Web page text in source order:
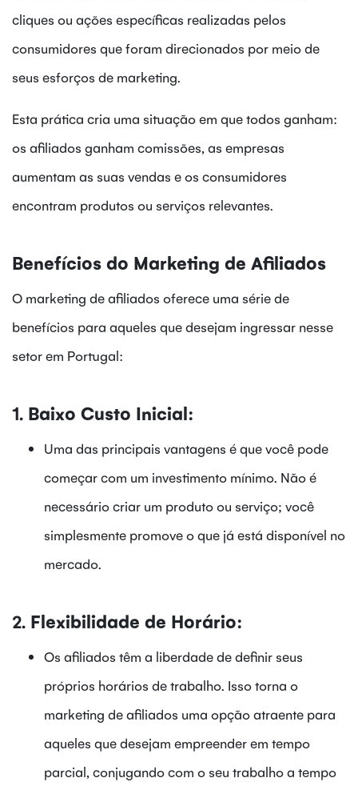
cliques ou ações específicas realizadas pelos
consumidores que foram direcionados por meio de
seus esforços de marketing.
Esta prática cria uma situação em que todos ganham:
os afiliados ganham comissões, as empresas
aumentam as suas vendas e os consumidores
encontram produtos ou serviços relevantes.
Benefícios do Marketing de Afiliados
O marketing de afiliados oferece uma série de
benefícios para aqueles que desejam ingressar nesse
setor em Portugal:
1. Baixo Custo Inicial:
Uma das principais vantagens é que você pode
começar com um investimento mínimo. Não é
necessário criar um produto ou serviço; você
simplesmente promove o que já está disponível no
mercado.
2. Flexibilidade de Horário:
Os afiliados têm a liberdade de definir seus
próprios horários de trabalho. Isso torna o
marketing de afiliados uma opção atraente para
aqueles que desejam empreender em tempo
parcial, conjugando com o seu trabalho a tempo